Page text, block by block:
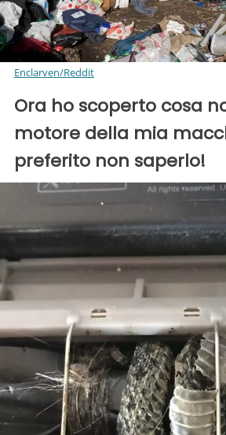
Enclarven/Reddit
Ora ho scoperto cosa
motore della mia
preferito non saperlo!